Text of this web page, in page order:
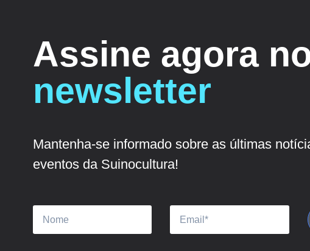
Assine agora
newsletter
Mantenha-se informado sobre as últimas
eventos da Suinocultura!